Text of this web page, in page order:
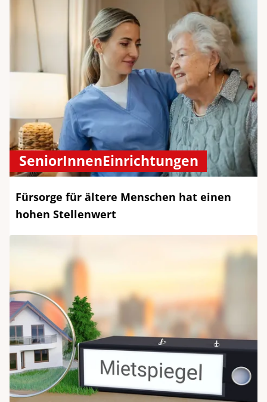
SeniorInnenEinrichtungen
Fürsorge für ältere Menschen hat einen
hohen Stellenwert